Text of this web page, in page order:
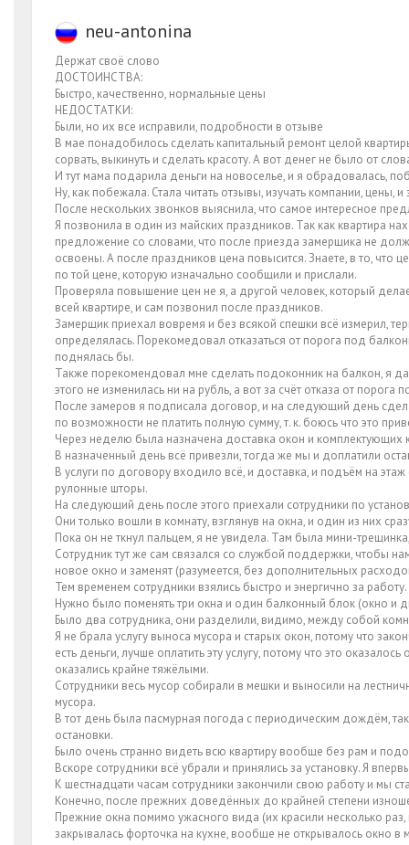
neu-antonina
Держат своё слово
ДОСТОИНСТВА:
Быстро, качественно, нормальные цены
НЕДОСТАТКИ:
Были, но их все исправили, подробности в отзыве
В мае понадобилось сделать капитальный ремонт целой
сорвать, выкинуть и сделать красоту. А вот денег не было от
И тут мама подарила деньги на новоселье, и я обрадовалась,
Ну, как побежала. Стала читать отзывы, изучать компании, цены,
После нескольких звонков выяснила, что самое интересное
Я позвонила в один из майских праздников. Так как квартира
предложение со словами, что после приезда замерщика не
освоены. А после праздников цена повысится. Знаете, в то, что
по той цене, которую изначально сообщили и прислали.
Проверяла повышение цен не я, а другой человек, который
всей квартире, и сам позвонил после праздников.
Замерщик приехал вовремя и без всякой спешки всё измерил,
определялась. Порекомедовал отказаться от порога под
поднялась бы.
Также порекомендовал мне сделать подоконник на балкон, я
этого не изменилась ни на рубль, а вот за счёт отказа от порога
После замеров я подписала договор, и на следующий день
по возможности не платить полную сумму, т. к. боюсь что это
Через неделю была назначена доставка окон и комплектующих
В назначенный день всё привезли, тогда же мы и доплатили
В услуги по договору входило всё, и доставка, и подъём на
рулонные шторы.
На следующий день после этого приехали сотрудники по
Они только вошли в комнату, взглянув на окна, и один из них
Пока он не ткнул пальцем, я не увидела. Там была мини-
Сотрудник тут же сам связался со службой поддержки, чтобы
новое окно и заменят (разумеется, без дополнительных
Тем временем сотрудники взялись быстро и энергично за работу.
Нужно было поменять три окна и один балконный блок (окно и
Было два сотрудника, они разделили, видимо, между собой
Я не брала услугу выноса мусора и старых окон, потому что
есть деньги, лучше оплатить эту услугу, потому что это
оказались крайне тяжёлыми.
Сотрудники весь мусор собирали в мешки и выносили на
мусора.
В тот день была пасмурная погода с периодическим дождём,
остановки.
Было очень странно видеть всю квартиру вообще без рам и
Вскоре сотрудники всё убрали и принялись за установку. Я
К шестнадцати часам сотрудники закончили свою работу и мы
Конечно, после прежних доведённых до крайней степени
Прежние окна помимо ужасного вида (их красили несколько
закрывалась форточка на кухне, вообще не открывалось окно